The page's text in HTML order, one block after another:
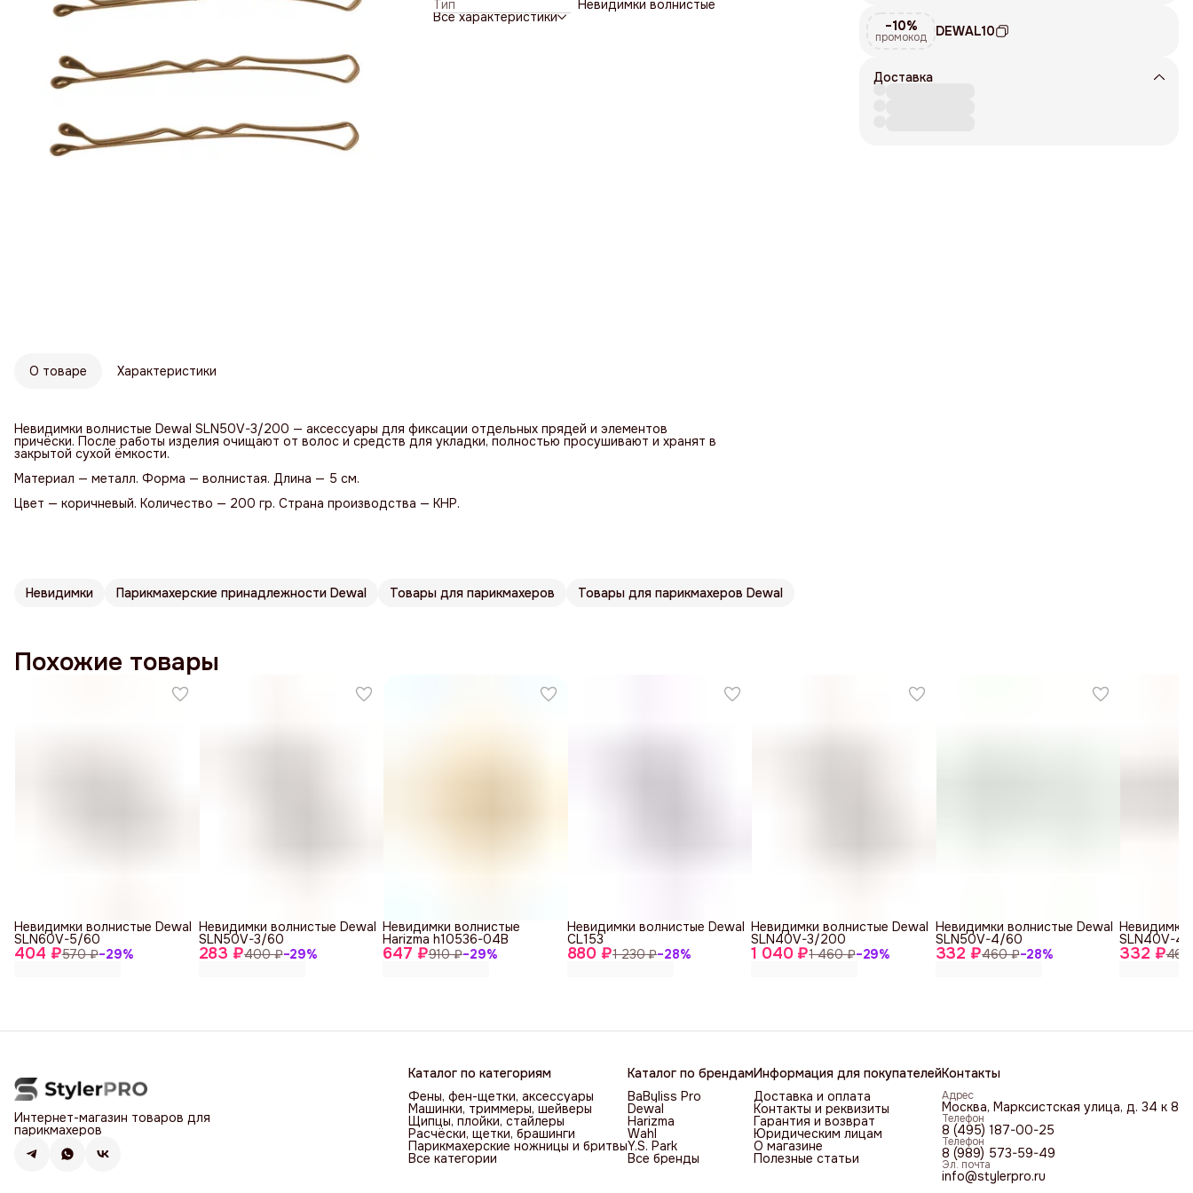
Тип
Невидимки волнистые
Все характеристики
−10%
промокод DEWAL10
Доставка
О товаре Характеристики
Невидимки волнистые Dewal SLN50V-3/200 — аксессуары для фиксации отдельных прядей и элементов
причёски. После работы изделия очищают от волос и средств для укладки, полностью просушивают и хранят в
закрытой сухой ёмкости.
Материал — металл. Форма — волнистая. Длина — 5 см.
Цвет — коричневый. Количество — 200 гр. Страна производства — КНР.
Невидимки Парикмахерские принадлежности Dewal Товары для парикмахеров Товары для парикмахеров Dewal
Похожие товары
404 ₽570 ₽−29%
Невидимки волнистые Dewal
SLN60V-5/60
283 ₽400 ₽−29%
Невидимки волнистые Dewal
SLN50V-3/60
647 ₽910 ₽−29%
Невидимки волнистые
Harizma h10536-04B
880 ₽1 230 ₽−28%
Невидимки волнистые Dewal
CL153
1 040 ₽1 460 ₽−29%
Невидимки волнистые Dewal
SLN40V-3/200
332 ₽460 ₽−28%
Невидимки волнистые Dewal
SLN50V-4/60
332 ₽
Невидимки
SLN40V-
Интернет-магазин товаров для
парикмахеров
Каталог по категориям
Фены, фен-щетки, аксессуары
Машинки, триммеры, шейверы
Щипцы, плойки, стайлеры
Расчёски, щетки, брашинги
Парикмахерские ножницы и бритвы
Все категории
Каталог по брендам
BaByliss Pro
Dewal
Harizma
Wahl
Y.S. Park
Все бренды
Информация для покупателей
Доставка и оплата
Контакты и реквизиты
Гарантия и возврат
Юридическим лицам
О магазине
Полезные статьи
Контакты
Адрес
Москва, Марксистская улица, д. 34 к 8
Телефон
8 (495) 187-00-25
Телефон
8 (989) 573-59-49
Эл. почта
info@stylerpro.ru